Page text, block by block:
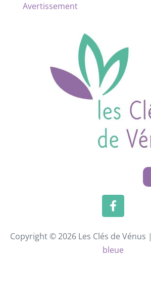
Avertissement
Copyright © 2026 Les Clés de Vénus |
bleue